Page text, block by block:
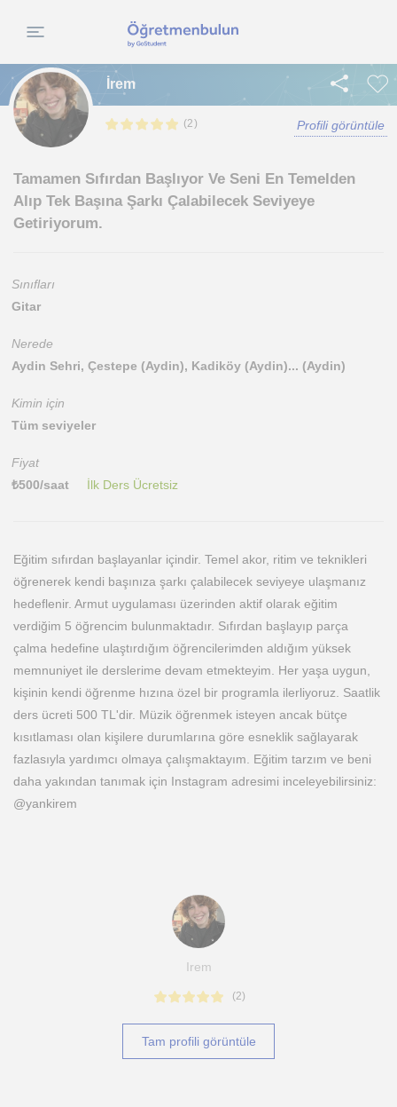
İrem
(2) Profili görüntüle
Tamamen Sıfırdan Başlıyor Ve Seni En Temelden
Alıp Tek Başına Şarkı Çalabilecek Seviyeye
Getiriyorum.
Sınıfları
Gitar
Nerede
Aydin Sehri, Çestepe (Aydin), Kadiköy (Aydin)... (Aydin)
Kimin için
Tüm seviyeler
Fiyat
₺500/saat İlk Ders Ücretsiz
Eğitim sıfırdan başlayanlar içindir. Temel akor, ritim ve teknikleri
öğrenerek kendi başınıza şarkı çalabilecek seviyeye ulaşmanız
hedeflenir. Armut uygulaması üzerinden aktif olarak eğitim
verdiğim 5 öğrencim bulunmaktadır. Sıfırdan başlayıp parça
çalma hedefine ulaştırdığım öğrencilerimden aldığım yüksek
memnuniyet ile derslerime devam etmekteyim. Her yaşa uygun,
kişinin kendi öğrenme hızına özel bir programla ilerliyoruz. Saatlik
ders ücreti 500 TL'dir. Müzik öğrenmek isteyen ancak bütçe
kısıtlaması olan kişilere durumlarına göre esneklik sağlayarak
fazlasıyla yardımcı olmaya çalışmaktayım. Eğitim tarzım ve beni
daha yakından tanımak için Instagram adresimi inceleyebilirsiniz:
@yankirem
Irem
(2)
Tam profili görüntüle